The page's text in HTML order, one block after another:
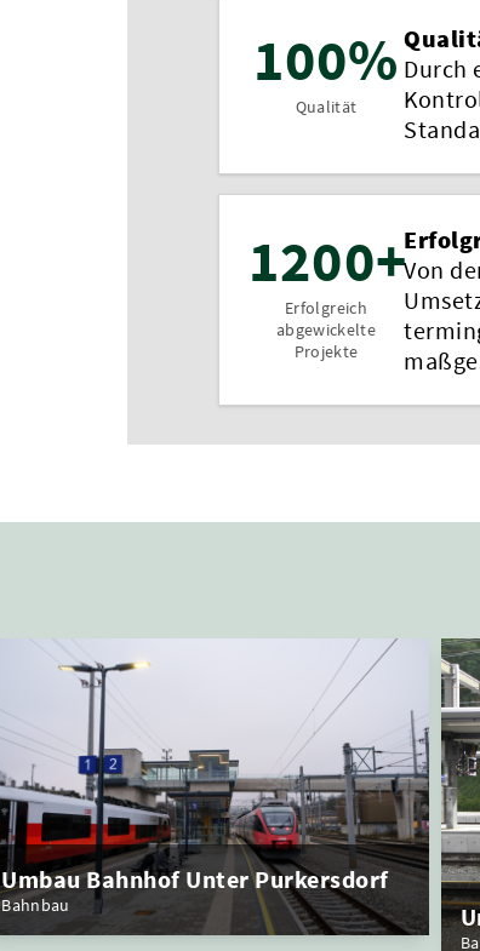
100%
Qualität
Durch
1200+
Erfolgreich
abgewickelte
Projekte
Von
Umbau Bahnhof Unter Purkersdorf
Bahnbau